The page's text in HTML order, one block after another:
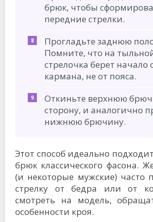
брюк, чтобы
передние стрелки.
Прогладьте заднюю
Помните, что на
стрелочка берет начало
кармана, не от пояса.
Откиньте верхнюю
сторону, и аналогично
нижнюю брючину.
Этот способ идеально
брюк классического фасона.
(и некоторые мужские) часто
стрелку от бедра или от
смотреть на модель,
особенности кроя.